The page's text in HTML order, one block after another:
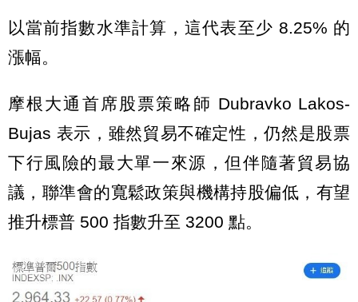
以當前指數水準計算，這代表至少 8.25% 的
漲幅。
摩根大通首席股票策略師 Dubravko Lakos-
Bujas 表示，雖然貿易不確定性，仍然是股票
下行風險的最大單一來源，但伴隨著貿易協
議，聯準會的寬鬆政策與機構持股偏低，有望
推升標普 500 指數升至 3200 點。